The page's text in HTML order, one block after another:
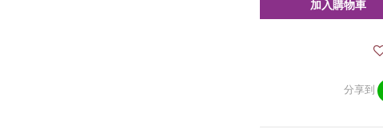
加入購物車
分享到